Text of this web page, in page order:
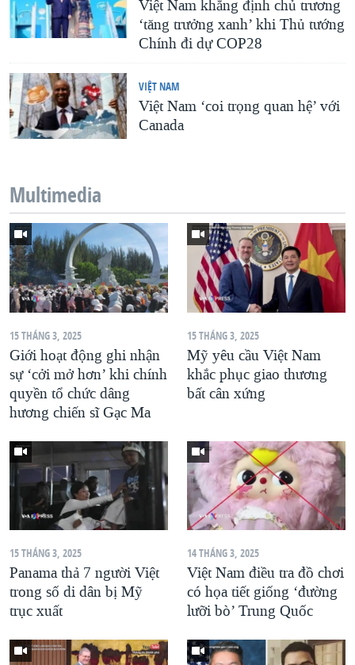
Việt Nam khẳng định chủ trương
‘tăng trưởng xanh’ khi Thủ tướng
Chính đi dự COP28
VIỆT NAM
Việt Nam ‘coi trọng quan hệ’ với
Canada
Multimedia
15 THÁNG 3, 2025
Giới hoạt động ghi nhận
sự ‘cởi mở hơn’ khi chính
quyền tổ chức dâng
hương chiến sĩ Gạc Ma
15 THÁNG 3, 2025
Mỹ yêu cầu Việt Nam
khắc phục giao thương
bất cân xứng
15 THÁNG 3, 2025
Panama thả 7 người Việt
trong số di dân bị Mỹ
trục xuất
14 THÁNG 3, 2025
Việt Nam điều tra đồ chơi
có họa tiết giống ‘đường
lưỡi bò’ Trung Quốc